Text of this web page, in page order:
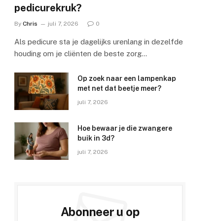
pedicurekruk?
By Chris juli 7, 2026 0
Als pedicure sta je dagelijks urenlang in dezelfde
houding om je cliënten de beste zorg…
Op zoek naar een lampenkap
met net dat beetje meer?
juli 7, 2026
Hoe bewaar je die zwangere
buik in 3d?
juli 7, 2026
Abonneer u op